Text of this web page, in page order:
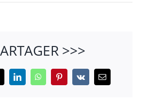
>>>
LinkedInWhatsAppPinterest
Vk Email